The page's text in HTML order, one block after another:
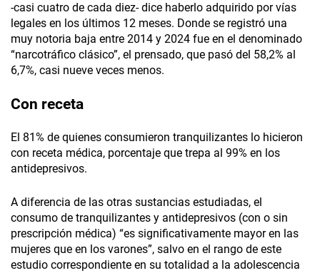
-casi cuatro de cada diez- dice haberlo adquirido por vías
legales en los últimos 12 meses. Donde se registró una
muy notoria baja entre 2014 y 2024 fue en el denominado
“narcotráfico clásico”, el prensado, que pasó del 58,2% al
6,7%, casi nueve veces menos.
Con receta
El 81% de quienes consumieron tranquilizantes lo hicieron
con receta médica, porcentaje que trepa al 99% en los
antidepresivos.
A diferencia de las otras sustancias estudiadas, el
consumo de tranquilizantes y antidepresivos (con o sin
prescripción médica) “es significativamente mayor en las
mujeres que en los varones”, salvo en el rango de este
estudio correspondiente en su totalidad a la adolescencia